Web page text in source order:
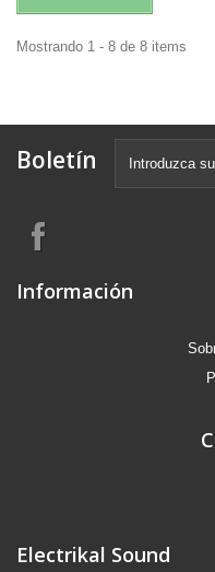
Mostrando 1 - 8 de 8 items
Boletín
Información
Electrikal Sound